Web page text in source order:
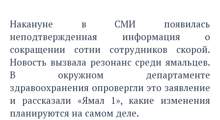
Накануне в СМИ появилась
неподтвержденная информация о
сокращении сотни сотрудников скорой.
Новость вызвала резонанс среди ямальцев.
В окружном департаменте
здравоохранения опровергли это заявление
и рассказали «Ямал 1», какие изменения
планируются на самом деле.